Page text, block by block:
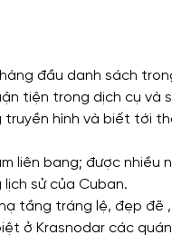
đầu danh sách
tiện trong dịch cụ và
hình và biết tới
liên bang; được nhiều
sử của Cuban.
tầng tráng lệ, đẹp đẽ
ở Krasnodar các